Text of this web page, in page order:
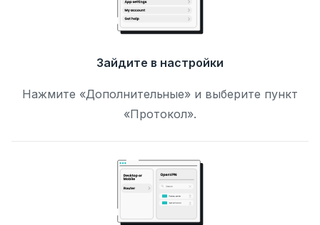
Зайдите в настройки
Нажмите «Дополнительные» и выберите пункт
«Протокол».